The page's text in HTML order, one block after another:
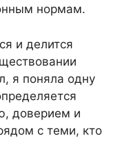
нормам.
и делится
я поняла одну
доверием и
с теми, кто